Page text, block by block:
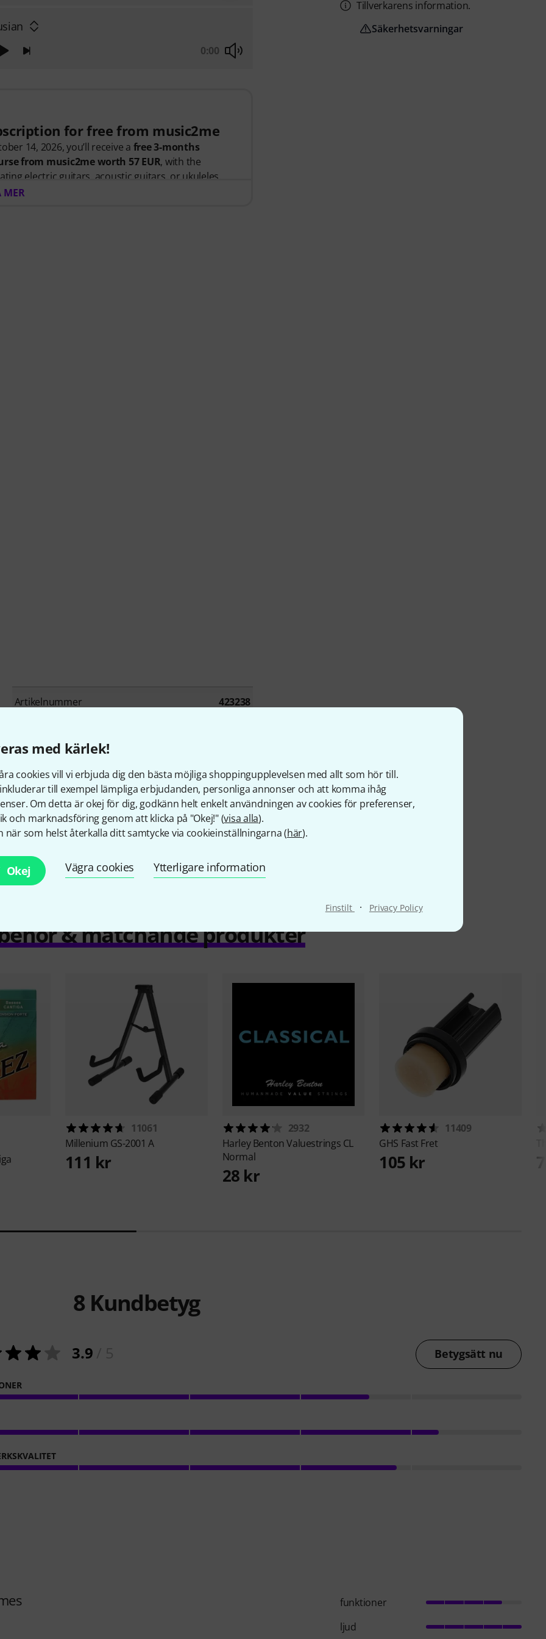
med kärlek!
cookies vill vi erbjuda dig den bästa möjliga shoppingupplevelsen med allt som hör till.
till exempel lämpliga erbjudanden, personliga annonser och att komma ihåg
Om detta är okej för dig, godkänn helt enkelt användningen av cookies för preferenser,
och marknadsföring genom att klicka på "Okej!" (visa alla).
när som helst återkalla ditt samtycke via cookieinställningarna (här).
Okej Vägra cookies Ytterligare information
Finstilt · Privacy Policy
0:00
for free from music2me
14, 2026, you’ll receive a free 3-months
from music2me worth 57 EUR, with the
electric guitars, acoustic guitars, or ukuleles.
you will automatically receive the activation
more. Complete with personal support via chat,
MER
Artikelnummer 423238
Fretboard Ovangkol
Scale 630 mm
Tillverkarens information.
Säkerhetsvarningar
& matchande produkter
11061
Millenium GS-2001 A
111 kr
2932
Harley BentonValuestrings CL
Normal
28 kr
11409
GHS Fast Fret
105 kr
8 Kundbetyg
3.9 Betygsätt nu
funktioner
ljud